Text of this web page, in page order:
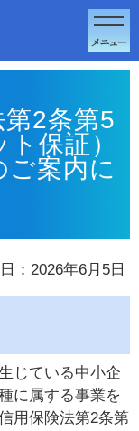
2条第5
保証）
ご案内に
：2026年6月5日
じている中小企
に属する事業を
用保険法第2条第